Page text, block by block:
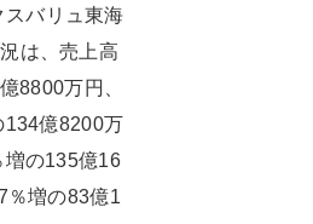
バリュ東海
は、売上高
8800万円、
134億8200万
増の135億16
％増の83億1